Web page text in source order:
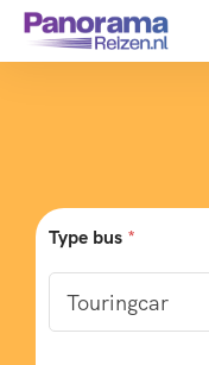
Type bus *